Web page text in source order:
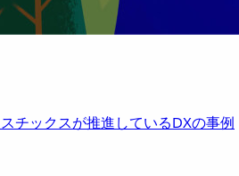
チックスが推進しているDXの事例